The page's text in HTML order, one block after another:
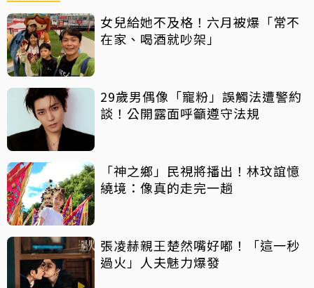
女兒給她不及格！六月被爆「常不
在家、喝酒就吵架」
29歲男偶像「寵粉」誤觸法遭警約
談！公開露面呼籲遵守法規
「神之鄉」民視將播出！林玟誼憶
繞境：像真的走完一趟
張凌赫親王楚然嘴好嘟！「這一秒
過火」人夫魅力爆發